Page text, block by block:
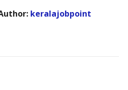
keralajobpoint